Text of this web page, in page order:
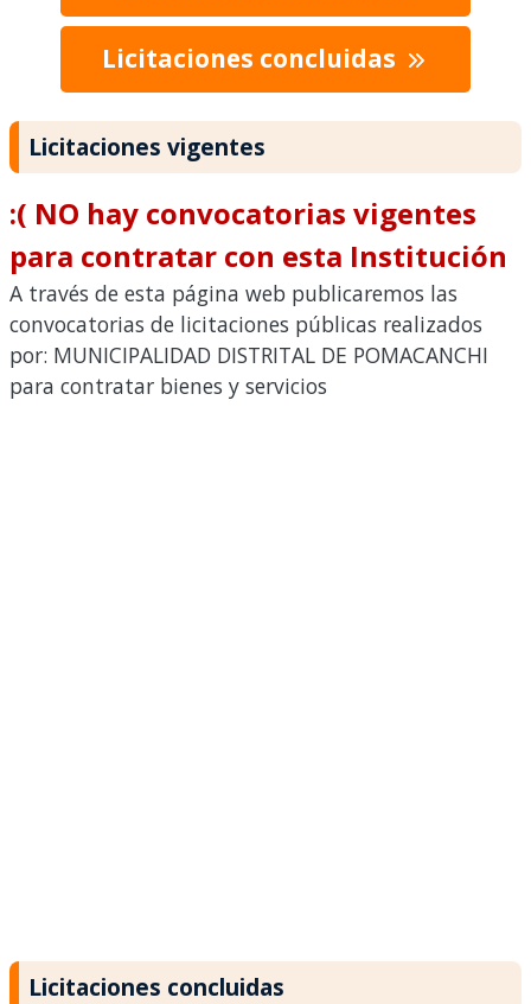
Licitaciones concluidas
Licitaciones vigentes
:( NO hay convocatorias vigentes
para contratar con esta Institución
A través de esta página web publicaremos las
convocatorias de licitaciones públicas realizados
por: MUNICIPALIDAD DISTRITAL DE POMACANCHI
para contratar bienes y servicios
Licitaciones concluidas